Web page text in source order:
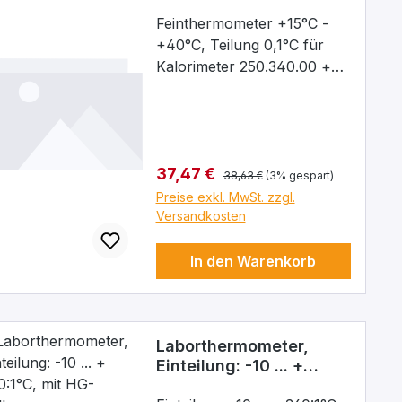
Säule durch optisch
verbreiterte Kapillarform.
Jedes Thermometer in
Eintauchtiefe
Feinthermometer +15°C -
+40°C, Teilung 0,1°C für
Kalorimeter 250.340.00 +
Verkaufspreis:
37,47 € Regulärer Preis:
38,63 € (3% gespart)
Preise exkl. MwSt. zzgl.
Versandkosten
In den Warenkorb
Laborthermometer,
Einteilung: -10 ... +